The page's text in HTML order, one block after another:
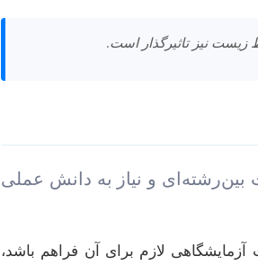
زیست نیز تاثیرگذار است.
و نیاز به دانش عملی
لازم برای آن فراهم باشد،